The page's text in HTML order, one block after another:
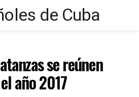
se reúnen
año 2017